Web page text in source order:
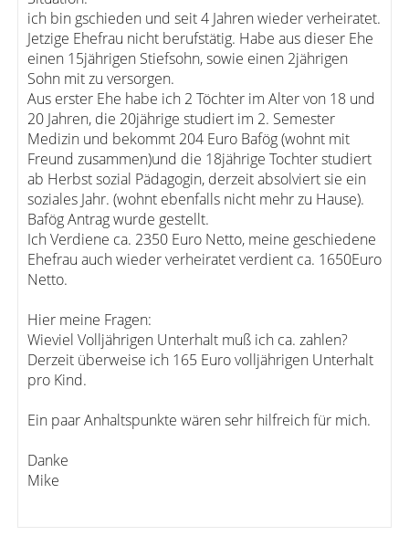
ich bin gschieden und seit 4 Jahren wieder verheiratet.
Jetzige Ehefrau nicht berufstätig. Habe aus dieser Ehe
einen 15jährigen Stiefsohn, sowie einen 2jährigen
Sohn mit zu versorgen.
Aus erster Ehe habe ich 2 Töchter im Alter von 18 und
20 Jahren, die 20jährige studiert im 2. Semester
Medizin und bekommt 204 Euro Bafög (wohnt mit
Freund zusammen)und die 18jährige Tochter studiert
ab Herbst sozial Pädagogin, derzeit absolviert sie ein
soziales Jahr. (wohnt ebenfalls nicht mehr zu Hause).
Bafög Antrag wurde gestellt.
Ich Verdiene ca. 2350 Euro Netto, meine geschiedene
Ehefrau auch wieder verheiratet verdient ca. 1650Euro
Netto.
Hier meine Fragen:
Wieviel Volljährigen Unterhalt muß ich ca. zahlen?
Derzeit überweise ich 165 Euro volljährigen Unterhalt
pro Kind.
Ein paar Anhaltspunkte wären sehr hilfreich für mich.
Danke
Mike